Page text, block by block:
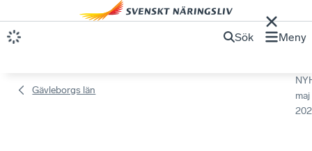
Sök Meny
Gävleborgs län
maj